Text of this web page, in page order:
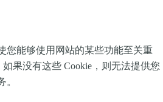
您能够使用网站的某些功能至关重
果没有这些 Cookie，则无法提供您
。